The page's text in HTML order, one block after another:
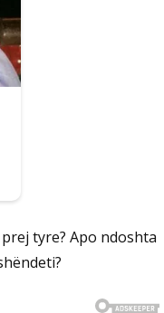
tyre? Apo ndoshta